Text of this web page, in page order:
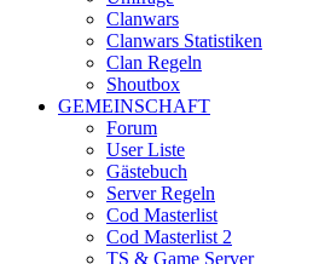
Clanwars
Clanwars Statistiken
Clan Regeln
Shoutbox
GEMEINSCHAFT
Forum
User Liste
Gästebuch
Server Regeln
Cod Masterlist
Cod Masterlist 2
TS & Game Server